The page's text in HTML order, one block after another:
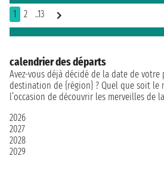
1 2 ..13
calendrier des départs
Avez-vous déjà décidé de la date de
destination de {région} ? Quel que soit le
l’occasion de découvrir les merveilles de
2026
2027
2028
2029